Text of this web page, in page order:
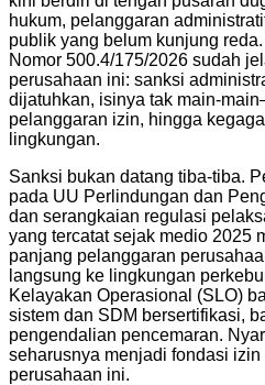
hukum, pelanggaran
publik yang belum kunjung
Nomor 500.4/175/2026 sudah
perusahaan ini: sanksi
dijatuhkan, isinya tak main-
pelanggaran izin, hingga
lingkungan.
Sanksi bukan datang tiba-tiba.
pada UU Perlindungan dan
dan serangkaian regulasi
yang tercatat sejak medio 2025
panjang pelanggaran
langsung ke lingkungan
Kelayakan Operasional (SLO)
sistem dan SDM bersertifikasi,
pengendalian pencemaran.
seharusnya menjadi fondasi
perusahaan ini.